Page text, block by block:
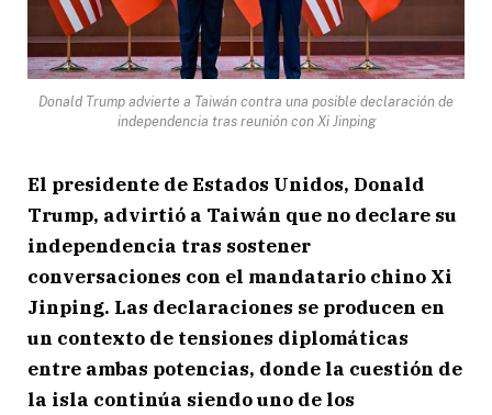
Donald Trump advierte a Taiwán contra una posible declaración de
independencia tras reunión con Xi Jinping
El presidente de Estados Unidos, Donald
Trump, advirtió a Taiwán que no declare su
independencia tras sostener
conversaciones con el mandatario chino Xi
Jinping. Las declaraciones se producen en
un contexto de tensiones diplomáticas
entre ambas potencias, donde la cuestión de
la isla continúa siendo uno de los